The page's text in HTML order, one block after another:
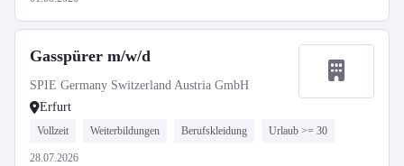
Gasspürer m/w/d
SPIE Germany Switzerland Austria GmbH
Erfurt
Vollzeit Weiterbildungen Berufskleidung Urlaub >= 30
28.07.2026